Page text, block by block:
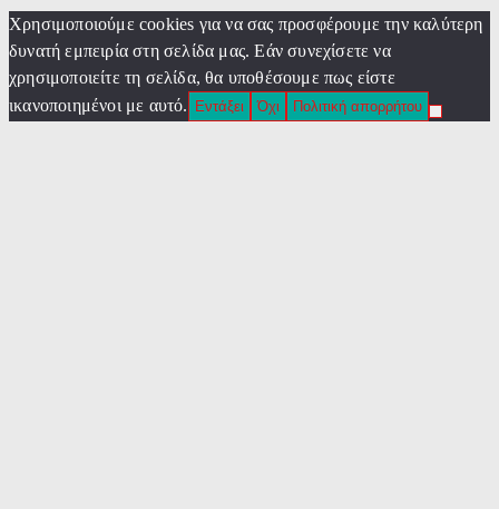
Χρησιμοποιούμε cookies για να σας προσφέρουμε την καλύτερη
δυνατή εμπειρία στη σελίδα μας. Εάν συνεχίσετε να
χρησιμοποιείτε τη σελίδα, θα υποθέσουμε πως είστε
ικανοποιημένοι με αυτό.
Εντάξει Όχι Πολιτική απορρήτου